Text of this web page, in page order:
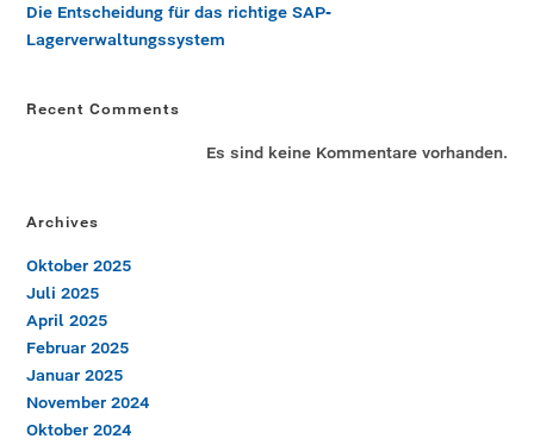
Die Entscheidung für das richtige SAP-
Lagerverwaltungssystem
Recent Comments
Es sind keine Kommentare vorhanden.
Archives
Oktober 2025
Juli 2025
April 2025
Februar 2025
Januar 2025
November 2024
Oktober 2024